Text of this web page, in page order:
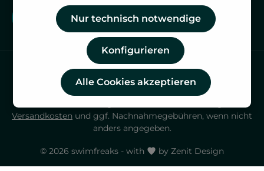
Vertrag widerrufen
© 2026 swimfreaks - with byZenit Design
Versandkosten und ggf. Nachnahmegebühren, wenn nicht
anders angegeben.
Nur technisch notwendige
Konfigurieren
Alle Cookies akzeptieren